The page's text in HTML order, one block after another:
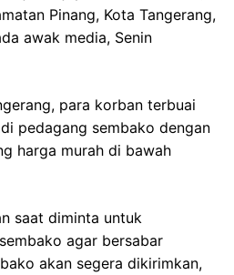
Pinang, Kota Tangerang,
awak media, Senin
para korban terbuai
pedagang sembako dengan
harga murah di bawah
saat diminta untuk
agar bersabar
akan segera dikirimkan,